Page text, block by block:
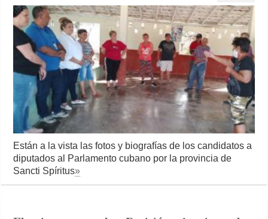
Están a la vista las fotos y biografías de los candidatos a
diputados al Parlamento cubano por la provincia de
Sancti Spíritus»